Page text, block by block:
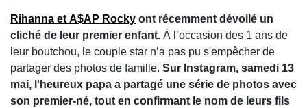
Rihanna et A$AP Rocky ont récemment dévoilé un
cliché de leur premier enfant. À l’occasion des 1 ans de
leur boutchou, le couple star n’a pas pu s'empêcher de
partager des photos de famille. Sur Instagram, samedi 13
mai, l'heureux papa a partagé une série de photos avec
son premier-né, tout en confirmant le nom de leurs fils